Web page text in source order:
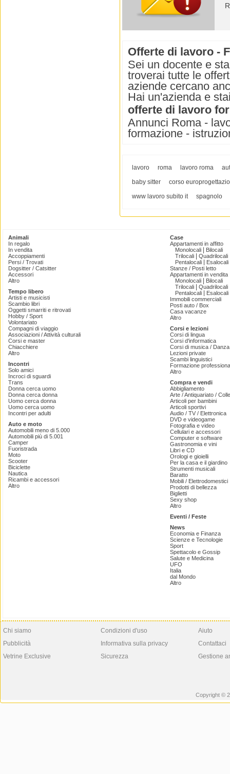
Offerte di lavoro -
Sei un docente e
troverai tutte le
aziende cercano
Hai un'azienda e
offerte di lavoro
Annunci Roma -
formazione -
lavoro roma lavoro roma
baby sitter
corso
www lavoro subito it
spagnolo
Animali
In regalo
In vendita
Accoppiamenti
Persi / Trovati
Dogsitter / Catsitter
Accessori
Altro
Tempo libero
Artisti e musicisti
Scambio libri
Oggetti smarriti e ritrovati
Hobby / Sport
Volontariato
Compagni di viaggio
Associazioni / Attività culturali
Corsi e master
Chiacchiere
Altro
Incontri
Solo amici
Incroci di sguardi
Trans
Donna cerca uomo
Donna cerca donna
Uomo cerca donna
Uomo cerca uomo
Incontri per adulti
Auto e moto
Automobili meno di 5.000
Automobili più di 5.001
Camper
Fuoristrada
Moto
Scooter
Biciclette
Nautica
Ricambi e accessori
Altro
Case
Appartamenti in affitto
Monolocali
Bilocali
Trilocali
Quadrilocali
Pentalocali
Esalocali
Stanze / Posti letto
Appartamenti in vendita
Monolocali
Bilocali
Trilocali
Quadrilocali
Pentalocali
Esalocali
Immobili commerciali
Posti auto / Box
Casa vacanze
Altro
Corsi e lezioni
Corsi di lingua
Corsi d'informatica
Corsi di musica /
Lezioni private
Scambi linguistici
Formazione
Altro
Compra e vendi
Abbigliamento
Arte / Antiquariato /
Articoli per bambini
Articoli sportivi
Audio / TV / Elettronica
DVD e videogame
Fotografia e video
Cellulari e accessori
Computer e software
Gastronomia e vini
Libri e CD
Orologi e gioielli
Per la casa e il giardino
Strumenti musicali
Baratto
Mobili / Elettrodomestici
Prodotti di bellezza
Biglietti
Sexy shop
Altro
Eventi / Feste
News
Economia e Finanza
Scienze e Tecnologie
Sport
Spettacolo e Gossip
Salute e Medicina
UFO
Italia
dal Mondo
Altro
Chi siamo
Pubblicità
Vetrine Exclusive
Condizioni d'uso
Informativa sulla privacy
Sicurezza
Aiuto
Contattaci
Gestione
Copyright ©